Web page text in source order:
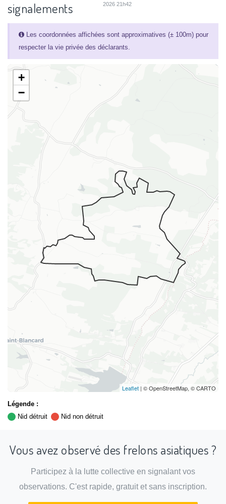
signalements
2026 21h42
Les coordonnées affichées sont approximatives (± 100m) pour
respecter la vie privée des déclarants.
+
−
Leaflet | © OpenStreetMap, © CARTO
Légende :
Nid détruit
Nid non détruit
Vous avez observé des frelons asiatiques ?
Participez à la lutte collective en signalant vos
observations. C'est rapide, gratuit et sans inscription.